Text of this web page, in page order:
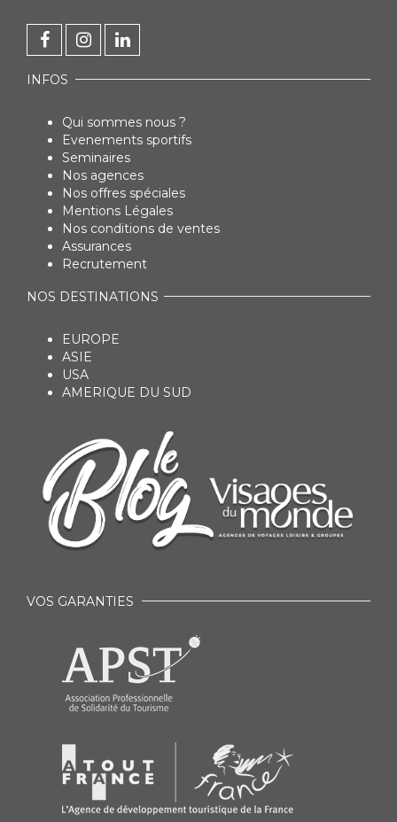
INFOS
Qui sommes nous ?
Evenements sportifs
Seminaires
Nos agences
Nos offres spéciales
Mentions Légales
Nos conditions de ventes
Assurances
Recrutement
NOS DESTINATIONS
EUROPE
ASIE
USA
AMERIQUE DU SUD
VOS GARANTIES